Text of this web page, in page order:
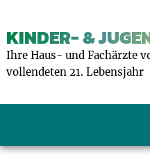
KINDER- &
Ihre Haus- und Fachärzte
vollendeten 21. Lebensjahr